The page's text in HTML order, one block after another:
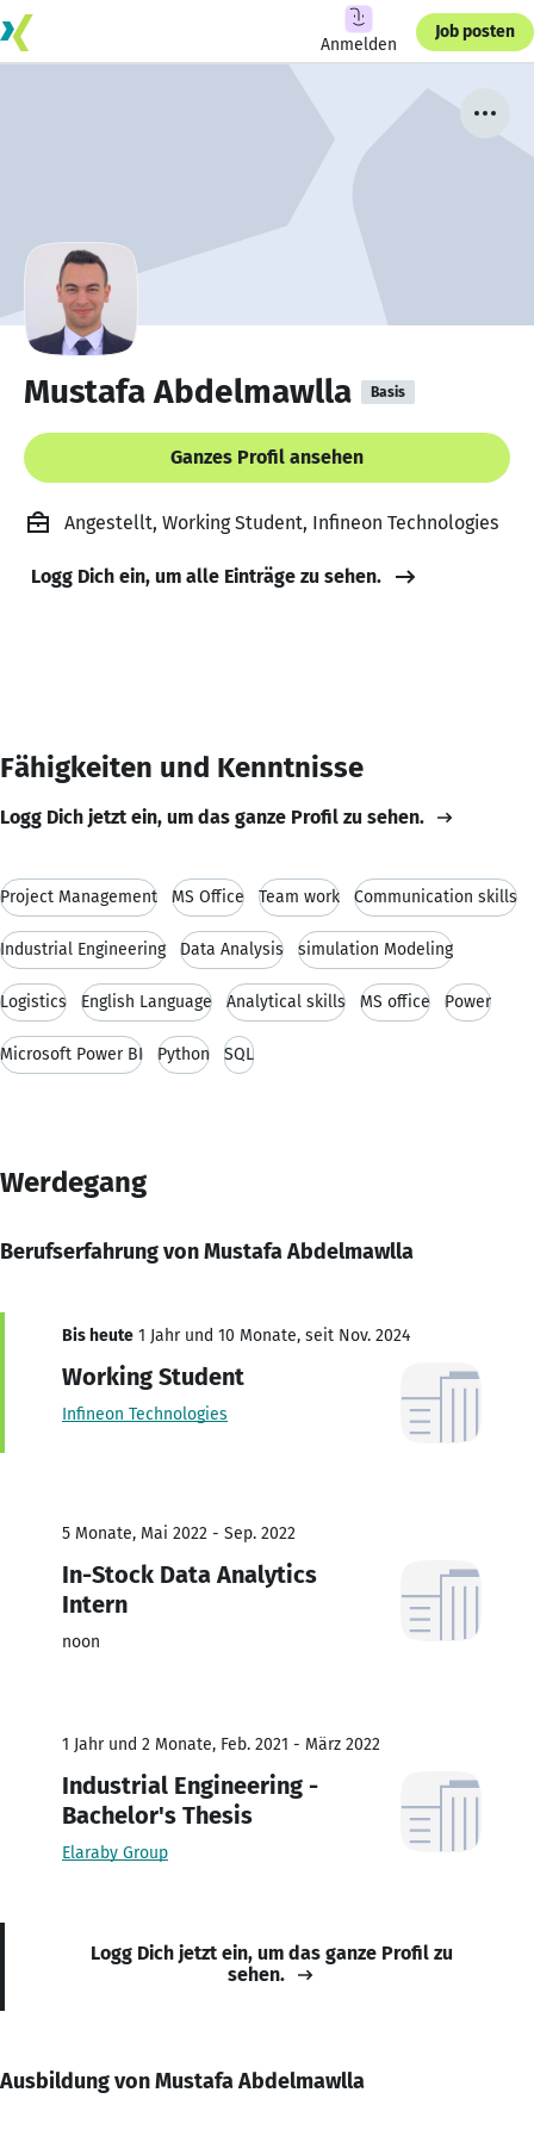
Anmelden
Job posten
Mustafa Abdelmawlla Basis
Ganzes Profil ansehen
Angestellt, Working Student, Infineon Technologies
Logg Dich ein, um alle Einträge zu sehen.
Fähigkeiten und Kenntnisse
Logg Dich jetzt ein, um das ganze Profil zu sehen.
Project Management MS Office Team work Communication skills
Industrial Engineering Data Analysis simulation Modeling
Logistics English Language Analytical skills MS office Power
Microsoft Power BI Python SQL
Werdegang
Berufserfahrung von Mustafa Abdelmawlla
Bis heute 1 Jahr und 10 Monate, seit Nov. 2024
Working Student
Infineon Technologies
5 Monate, Mai 2022 - Sep. 2022
In-Stock Data Analytics
Intern
noon
1 Jahr und 2 Monate, Feb. 2021 - März 2022
Industrial Engineering -
Bachelor's Thesis
Elaraby Group
Logg Dich jetzt ein, um das ganze Profil zu
sehen.
Ausbildung von Mustafa Abdelmawlla